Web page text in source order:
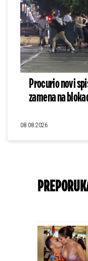
Procurio novi
zamena na
08.08.2026